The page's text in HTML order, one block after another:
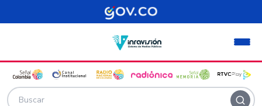
Pasar al contenido principal